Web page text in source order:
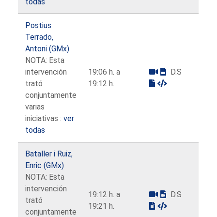
Postius
Terrado,
Antoni (GMx)
NOTA: Esta
intervención
trató
conjuntamente
varias
iniciativas :ver
todas
19:06 h. a
19:12 h.
D.S
Bataller i Ruiz,
Enric (GMx)
NOTA: Esta
intervención
trató
conjuntamente
19:12 h. a
19:21 h.
D.S